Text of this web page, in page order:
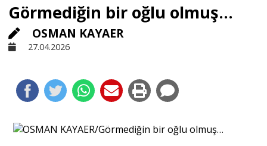
Dünya
Söyleşi
Yazı Dizisi
Görmediğin bir oğlu olmuş…
OSMAN KAYAER
27.04.2026